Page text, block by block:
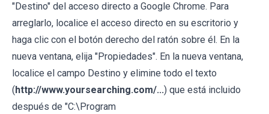
"Destino" del acceso directo a Google Chrome. Para
arreglarlo, localice el acceso directo en su escritorio y
haga clic con el botón derecho del ratón sobre él. En la
nueva ventana, elija "Propiedades". En la nueva ventana,
localice el campo Destino y elimine todo el texto
( http://www.yoursearching.com/...) que está incluido
después de "C:\Program